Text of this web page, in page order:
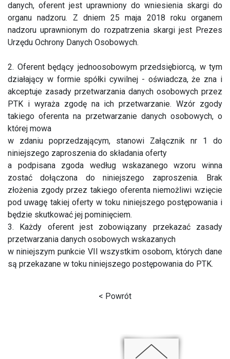
danych, oferent jest uprawniony do wniesienia skargi do
organu nadzoru. Z dniem 25 maja 2018 roku organem
nadzoru uprawnionym do rozpatrzenia skargi jest Prezes
Urzędu Ochrony Danych Osobowych.
2. Oferent będący jednoosobowym przedsiębiorcą, w tym
działający w formie spółki cywilnej - oświadcza, że zna i
akceptuje zasady przetwarzania danych osobowych przez
PTK i wyraża zgodę na ich przetwarzanie. Wzór zgody
takiego oferenta na przetwarzanie danych osobowych, o
której mowa
w zdaniu poprzedzającym, stanowi Załącznik nr 1 do
niniejszego zaproszenia do składania oferty
a podpisana zgoda według wskazanego wzoru winna
zostać dołączona do niniejszego zaproszenia. Brak
złożenia zgody przez takiego oferenta niemożliwi wzięcie
pod uwagę takiej oferty w toku niniejszego postępowania i
będzie skutkować jej pominięciem.
3. Każdy oferent jest zobowiązany przekazać zasady
przetwarzania danych osobowych wskazanych
w niniejszym punkcie VII wszystkim osobom, których dane
są przekazane w toku niniejszego postępowania do PTK.
< Powrót